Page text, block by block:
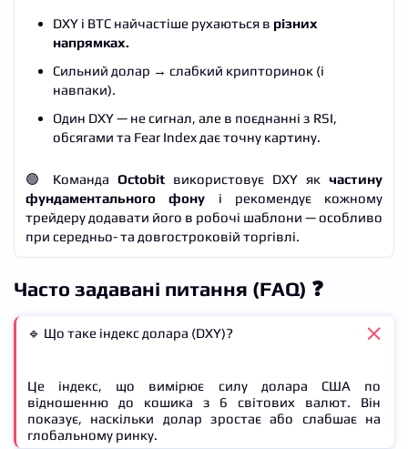
DXY і BTC найчастіше рухаються в різних
напрямках.
Сильний долар → слабкий крипторинок (і
навпаки).
Один DXY — не сигнал, але в поєднанні з RSI,
обсягами та Fear Index дає точну картину.
🟢 Команда Octobit використовує DXY як частину
фундаментального фону і рекомендує кожному
трейдеру додавати його в робочі шаблони — особливо
при середньо- та довгостроковій торгівлі.
Часто задавані питання (FAQ) ❓
🔹 Що таке індекс долара (DXY)?
Це індекс, що вимірює силу долара США по
відношенню до кошика з 6 світових валют. Він
показує, наскільки долар зростає або слабшає на
глобальному ринку.